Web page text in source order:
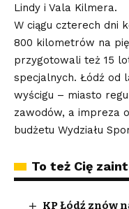
Lindy i Vala Kilmera.
W ciągu czterech dni
800 kilometrów na
przygotowali też 15
specjalnych. Łódź od
wyścigu – miasto
zawodów, a impreza
budżetu Wydziału
To też Cię
KP Łódź znów